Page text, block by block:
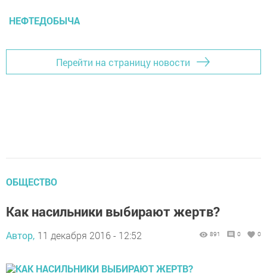
НЕФТЕДОБЫЧА
Перейти на страницу новости
ОБЩЕСТВО
Как насильники выбирают жертв?
Автор, 11 декабря 2016 - 12:52 891 0 0